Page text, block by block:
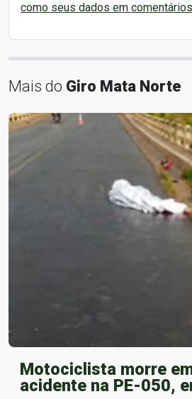
como seus dados em
Mais do Giro Mata Norte
Motociclista morre
acidente na PE-050,